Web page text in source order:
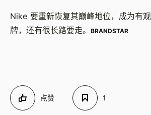
Nike 要重新恢复其巅峰地位，成为有
牌，还有很长路要走。
BRANDSTAR
点赞 1